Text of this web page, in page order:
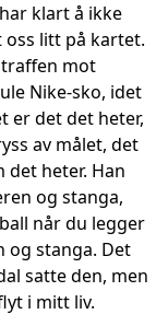
klart å ikke
litt på kartet.
mot
Nike-sko, idet
er det det heter,
av målet, det
heter. Han
og stanga,
når du legger
og stanga. Det
satte den, men
i mitt liv.